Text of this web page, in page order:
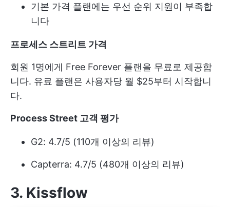
기본 가격 플랜에는 우선 순위 지원이 부족합
니다
프로세스 스트리트 가격
회원 1명에게 Free Forever 플랜을 무료로 제공합
니다. 유료 플랜은 사용자당 월 $25부터 시작합니
다.
Process Street 고객 평가
G2: 4.7/5 (110개 이상의 리뷰)
Capterra: 4.7/5 (480개 이상의 리뷰)
3. Kissflow